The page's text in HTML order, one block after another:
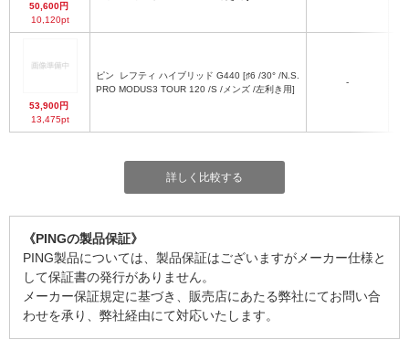
50,600円
10,120pt
53,900円
13,475pt
ピン
PRO MODUS3 TOUR 120 /S /メンズ /左利き用]
-
詳しく比較する
《PINGの製品保証》
PING製品については、製品保証はございますがメーカー仕様と
して保証書の発行がありません。
メーカー保証規定に基づき、販売店にあたる弊社にてお問い合
わせを承り、弊社経由にて対応いたします。